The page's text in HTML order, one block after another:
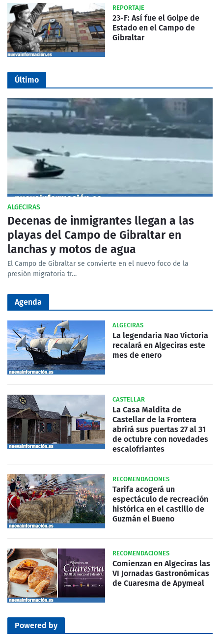
REPORTAJE
23-F: Así fue el Golpe de
Estado en el Campo de
Gibraltar
Último
ALGECIRAS
Decenas de inmigrantes llegan a las
playas del Campo de Gibraltar en
lanchas y motos de agua
El Campo de Gibraltar se convierte en el nuevo foco de la
presión migratoria tr…
Agenda
ALGECIRAS
La legendaria Nao Victoria
recalará en Algeciras este
mes de enero
CASTELLAR
La Casa Maldita de
Castellar de la Frontera
abrirá sus puertas 27 al 31
de octubre con novedades
escalofriantes
RECOMENDACIONES
Tarifa acogerá un
espectáculo de recreación
histórica en el castillo de
Guzmán el Bueno
RECOMENDACIONES
Comienzan en Algeciras las
VI Jornadas Gastronómicas
de Cuaresma de Apymeal
Powered by